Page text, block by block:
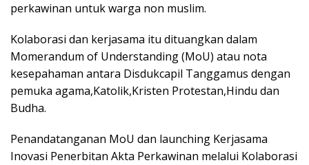
perkawinan untuk warga non muslim.
Kolaborasi dan kerjasama itu dituangkan dalam
Momerandum of Understanding (MoU) atau nota
kesepahaman antara Disdukcapil Tanggamus dengan
pemuka agama,Katolik,Kristen Protestan,Hindu dan
Budha.
Penandatanganan MoU dan launching Kerjasama
Inovasi Penerbitan Akta Perkawinan melalui Kolaborasi